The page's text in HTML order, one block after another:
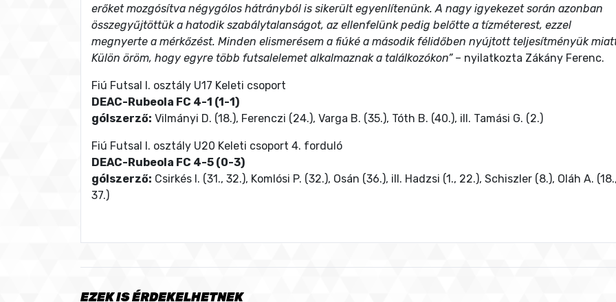
erőket mozgósítva négygólos hátrányból is sikerült egyenlítenünk. A nagy igyekezet során azonban
összegyűjtöttük a hatodik szabálytalanságot, az ellenfelünk pedig belőtte a tízméterest, ezzel
megnyerte a mérkőzést. Minden elismerésem a fiúké a második félidőben nyújtott teljesítményük
Külön öröm, hogy egyre több futsalelemet alkalmaznak a találkozókon”– nyilatkozta Zákány Ferenc.
Fiú Futsal I. osztály U17 Keleti csoport
DEAC-Rubeola FC 4-1 (1-1)
gólszerző: Vilmányi D. (18.), Ferenczi (24.), Varga B. (35.), Tóth B. (40.), ill. Tamási G. (2.)
Fiú Futsal I. osztály U20 Keleti csoport 4. forduló
DEAC-Rubeola FC 4-5 (0-3)
gólszerző: Csirkés I. (31., 32.), Komlósi P. (32.), Osán (36.), ill. Hadzsi (1., 22.), Schiszler (8.), Oláh A.
37.)
EZEK IS ÉRDEKELHETNEK